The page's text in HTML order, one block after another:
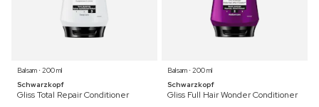
Balsam ⋅ 200 ml
Schwarzkopf
Gliss Total Repair Conditioner
Balsam ⋅ 200 ml
Schwarzkopf
Gliss Full Hair Wonder Conditioner